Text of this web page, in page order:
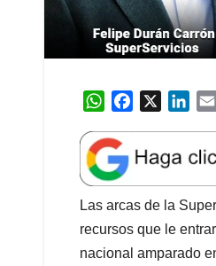
W
a
t
s
A
p
p
e
b
o
o
k
k
e
d
I
n
Las arcas de la
recursos que le
nacional amparado